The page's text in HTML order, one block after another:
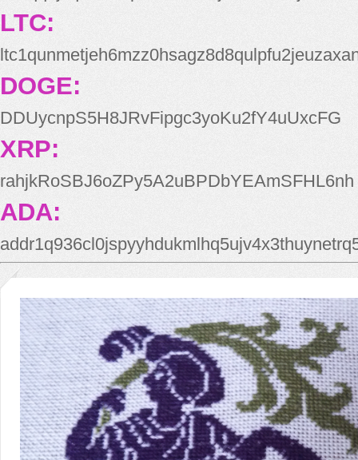
LTC:
DOGE:
DDUycnpS5H8JRvFipgc3yoKu2fY4uUxcFG
XRP:
rahjkRoSBJ6oZPy5A2uBPDbYEAmSFHL6nh
ADA: